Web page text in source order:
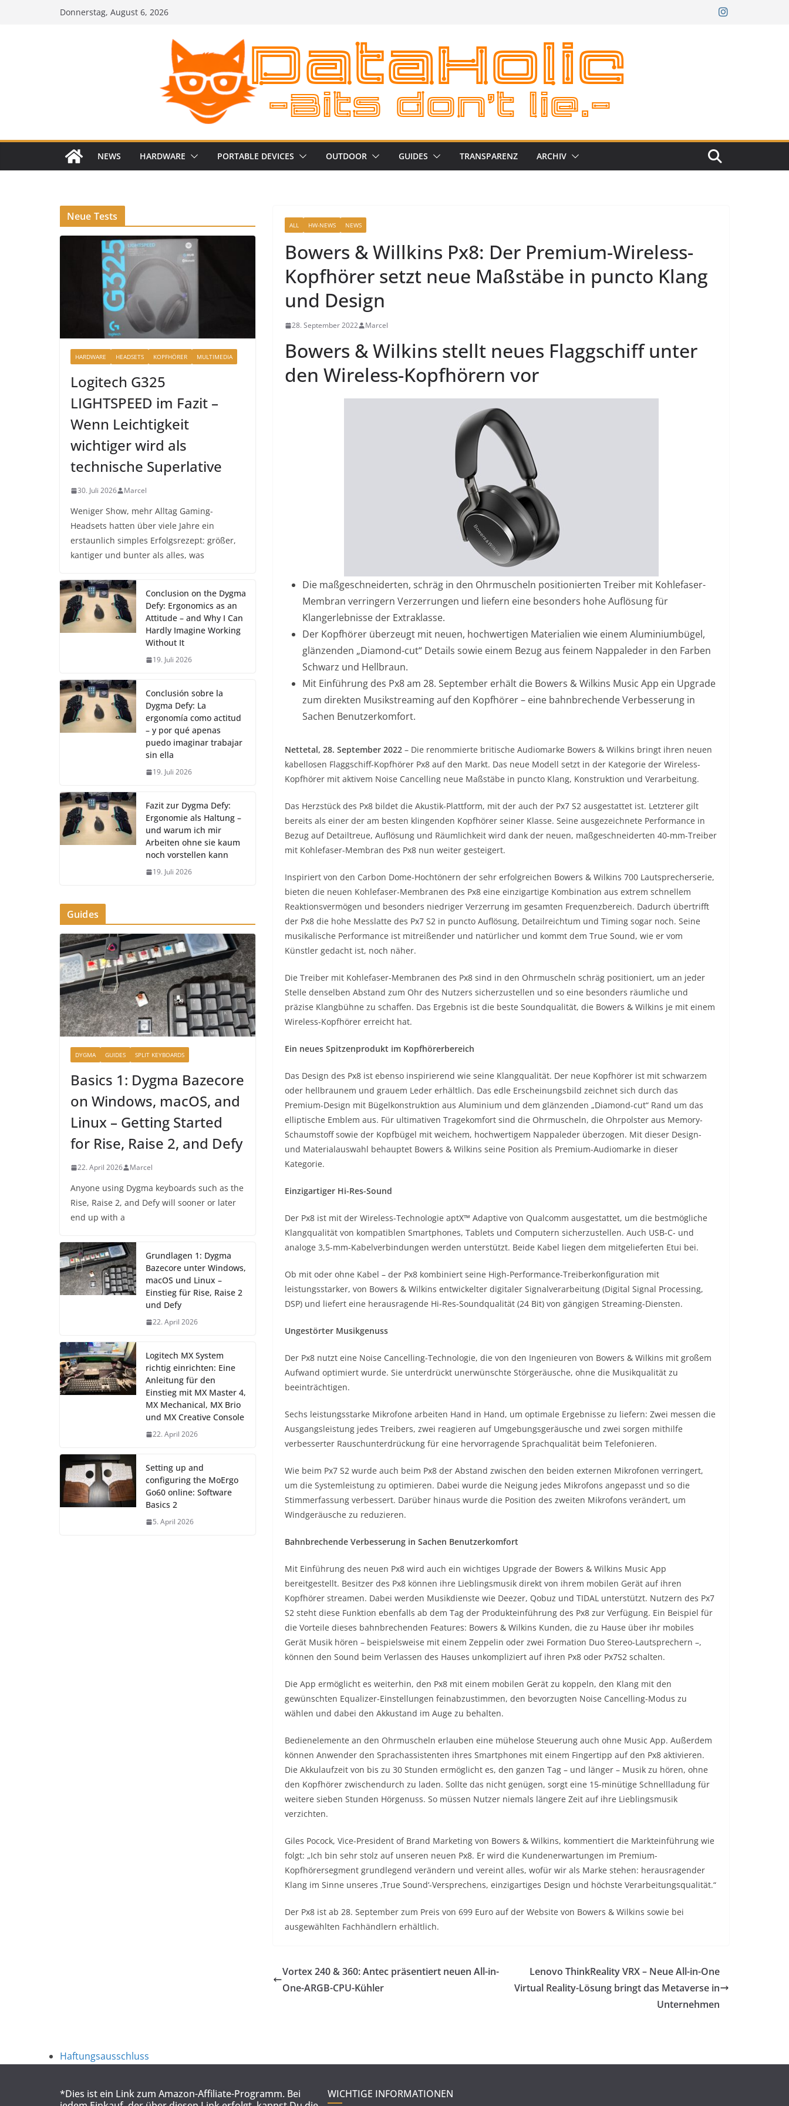
Donnerstag, August 6, 2026
NEWS HARDWARE PORTABLE DEVICES OUTDOOR GUIDES TRANSPARENZ ARCHIV
ALL HW-NEWS NEWS
Bowers & Willkins Px8: Der Premium-Wireless-
Kopfhörer setzt neue Maßstäbe in puncto Klang
und Design
28. September 2022 Marcel
Bowers & Wilkins stellt neues Flaggschiff unter
den Wireless-Kopfhörern vor
Die maßgeschneiderten, schräg in den Ohrmuscheln positionierten Treiber mit Kohlefaser-
Membran verringern Verzerrungen und liefern eine besonders hohe Auflösung für
Klangerlebnisse der Extraklasse.
Der Kopfhörer überzeugt mit neuen, hochwertigen Materialien wie einem Aluminiumbügel,
glänzenden „Diamond-cut“ Details sowie einem Bezug aus feinem Nappaleder in den Farben
Schwarz und Hellbraun.
Mit Einführung des Px8 am 28. September erhält die Bowers & Wilkins Music App ein Upgrade
zum direkten Musikstreaming auf den Kopfhörer – eine bahnbrechende Verbesserung in
Sachen Benutzerkomfort.
Nettetal, 28. September 2022 – Die renommierte britische Audiomarke Bowers & Wilkins bringt ihren neuen
kabellosen Flaggschiff-Kopfhörer Px8 auf den Markt. Das neue Modell setzt in der Kategorie der Wireless-
Kopfhörer mit aktivem Noise Cancelling neue Maßstäbe in puncto Klang, Konstruktion und Verarbeitung.
Das Herzstück des Px8 bildet die Akustik-Plattform, mit der auch der Px7 S2 ausgestattet ist. Letzterer gilt
bereits als einer der am besten klingenden Kopfhörer seiner Klasse. Seine ausgezeichnete Performance in
Bezug auf Detailtreue, Auflösung und Räumlichkeit wird dank der neuen, maßgeschneiderten 40-mm-Treiber
mit Kohlefaser-Membran des Px8 nun weiter gesteigert.
Inspiriert von den Carbon Dome-Hochtönern der sehr erfolgreichen Bowers & Wilkins 700 Lautsprecherserie,
bieten die neuen Kohlefaser-Membranen des Px8 eine einzigartige Kombination aus extrem schnellem
Reaktionsvermögen und besonders niedriger Verzerrung im gesamten Frequenzbereich. Dadurch übertrifft
der Px8 die hohe Messlatte des Px7 S2 in puncto Auflösung, Detailreichtum und Timing sogar noch. Seine
musikalische Performance ist mitreißender und natürlicher und kommt dem True Sound, wie er vom
Künstler gedacht ist, noch näher.
Die Treiber mit Kohlefaser-Membranen des Px8 sind in den Ohrmuscheln schräg positioniert, um an jeder
Stelle denselben Abstand zum Ohr des Nutzers sicherzustellen und so eine besonders räumliche und
präzise Klangbühne zu schaffen. Das Ergebnis ist die beste Soundqualität, die Bowers & Wilkins je mit einem
Wireless-Kopfhörer erreicht hat.
Ein neues Spitzenprodukt im Kopfhörerbereich
Das Design des Px8 ist ebenso inspirierend wie seine Klangqualität. Der neue Kopfhörer ist mit schwarzem
oder hellbraunem und grauem Leder erhältlich. Das edle Erscheinungsbild zeichnet sich durch das
Premium-Design mit Bügelkonstruktion aus Aluminium und dem glänzenden „Diamond-cut“ Rand um das
elliptische Emblem aus. Für ultimativen Tragekomfort sind die Ohrmuscheln, die Ohrpolster aus Memory-
Schaumstoff sowie der Kopfbügel mit weichem, hochwertigem Nappaleder überzogen. Mit dieser Design-
und Materialauswahl behauptet Bowers & Wilkins seine Position als Premium-Audiomarke in dieser
Kategorie.
Einzigartiger Hi-Res-Sound
Der Px8 ist mit der Wireless-Technologie aptX™ Adaptive von Qualcomm ausgestattet, um die bestmögliche
Klangqualität von kompatiblen Smartphones, Tablets und Computern sicherzustellen. Auch USB-C- und
analoge 3,5-mm-Kabelverbindungen werden unterstützt. Beide Kabel liegen dem mitgelieferten Etui bei.
Ob mit oder ohne Kabel – der Px8 kombiniert seine High-Performance-Treiberkonfiguration mit
leistungsstarker, von Bowers & Wilkins entwickelter digitaler Signalverarbeitung (Digital Signal Processing,
DSP) und liefert eine herausragende Hi-Res-Soundqualität (24 Bit) von gängigen Streaming-Diensten.
Ungestörter Musikgenuss
Der Px8 nutzt eine Noise Cancelling-Technologie, die von den Ingenieuren von Bowers & Wilkins mit großem
Aufwand optimiert wurde. Sie unterdrückt unerwünschte Störgeräusche, ohne die Musikqualität zu
beeinträchtigen.
Sechs leistungsstarke Mikrofone arbeiten Hand in Hand, um optimale Ergebnisse zu liefern: Zwei messen die
Ausgangsleistung jedes Treibers, zwei reagieren auf Umgebungsgeräusche und zwei sorgen mithilfe
verbesserter Rauschunterdrückung für eine hervorragende Sprachqualität beim Telefonieren.
Wie beim Px7 S2 wurde auch beim Px8 der Abstand zwischen den beiden externen Mikrofonen verringert,
um die Systemleistung zu optimieren. Dabei wurde die Neigung jedes Mikrofons angepasst und so die
Stimmerfassung verbessert. Darüber hinaus wurde die Position des zweiten Mikrofons verändert, um
Windgeräusche zu reduzieren.
Bahnbrechende Verbesserung in Sachen Benutzerkomfort
Mit Einführung des neuen Px8 wird auch ein wichtiges Upgrade der Bowers & Wilkins Music App
bereitgestellt. Besitzer des Px8 können ihre Lieblingsmusik direkt von ihrem mobilen Gerät auf ihren
Kopfhörer streamen. Dabei werden Musikdienste wie Deezer, Qobuz und TIDAL unterstützt. Nutzern des Px7
S2 steht diese Funktion ebenfalls ab dem Tag der Produkteinführung des Px8 zur Verfügung. Ein Beispiel für
die Vorteile dieses bahnbrechenden Features: Bowers & Wilkins Kunden, die zu Hause über ihr mobiles
Gerät Musik hören – beispielsweise mit einem Zeppelin oder zwei Formation Duo Stereo-Lautsprechern –,
können den Sound beim Verlassen des Hauses unkompliziert auf ihren Px8 oder Px7S2 schalten.
Die App ermöglicht es weiterhin, den Px8 mit einem mobilen Gerät zu koppeln, den Klang mit den
gewünschten Equalizer-Einstellungen feinabzustimmen, den bevorzugten Noise Cancelling-Modus zu
wählen und dabei den Akkustand im Auge zu behalten.
Bedienelemente an den Ohrmuscheln erlauben eine mühelose Steuerung auch ohne Music App. Außerdem
können Anwender den Sprachassistenten ihres Smartphones mit einem Fingertipp auf den Px8 aktivieren.
Die Akkulaufzeit von bis zu 30 Stunden ermöglicht es, den ganzen Tag – und länger – Musik zu hören, ohne
den Kopfhörer zwischendurch zu laden. Sollte das nicht genügen, sorgt eine 15-minütige Schnellladung für
weitere sieben Stunden Hörgenuss. So müssen Nutzer niemals längere Zeit auf ihre Lieblingsmusik
verzichten.
Giles Pocock, Vice-President of Brand Marketing von Bowers & Wilkins, kommentiert die Markteinführung wie
folgt: „Ich bin sehr stolz auf unseren neuen Px8. Er wird die Kundenerwartungen im Premium-
Kopfhörersegment grundlegend verändern und vereint alles, wofür wir als Marke stehen: herausragender
Klang im Sinne unseres ‚True Sound‘-Versprechens, einzigartiges Design und höchste Verarbeitungsqualität.“
Der Px8 ist ab 28. September zum Preis von 699 Euro auf der Website von Bowers & Wilkins sowie bei
ausgewählten Fachhändlern erhältlich.
Vortex 240 & 360: Antec präsentiert neuen All-in-
One-ARGB-CPU-Kühler
Lenovo ThinkReality VRX – Neue All-in-One
Virtual Reality-Lösung bringt das Metaverse in
Unternehmen
Neue Tests
HARDWARE HEADSETS KOPFHÖRER MULTIMEDIA
Logitech G325
LIGHTSPEED im Fazit –
Wenn Leichtigkeit
wichtiger wird als
technische Superlative
30. Juli 2026 Marcel
Weniger Show, mehr Alltag Gaming-
Headsets hatten über viele Jahre ein
erstaunlich simples Erfolgsrezept: größer,
kantiger und bunter als alles, was
Conclusion on the Dygma
Defy: Ergonomics as an
Attitude – and Why I Can
Hardly Imagine Working
Without It
19. Juli 2026
Conclusión sobre la
Dygma Defy: La
ergonomía como actitud
– y por qué apenas
puedo imaginar trabajar
sin ella
19. Juli 2026
Fazit zur Dygma Defy:
Ergonomie als Haltung –
und warum ich mir
Arbeiten ohne sie kaum
noch vorstellen kann
19. Juli 2026
Guides
DYGMA GUIDES SPLIT KEYBOARDS
Basics 1: Dygma Bazecore
on Windows, macOS, and
Linux – Getting Started
for Rise, Raise 2, and Defy
22. April 2026 Marcel
Anyone using Dygma keyboards such as the
Rise, Raise 2, and Defy will sooner or later
end up with a
Grundlagen 1: Dygma
Bazecore unter Windows,
macOS und Linux –
Einstieg für Rise, Raise 2
und Defy
22. April 2026
Logitech MX System
richtig einrichten: Eine
Anleitung für den
Einstieg mit MX Master 4,
MX Mechanical, MX Brio
und MX Creative Console
22. April 2026
Setting up and
configuring the MoErgo
Go60 online: Software
Basics 2
5. April 2026
Haftungsausschluss
*Dies ist ein Link zum Amazon-Affiliate-Programm. Bei
WICHTIGE INFORMATIONEN